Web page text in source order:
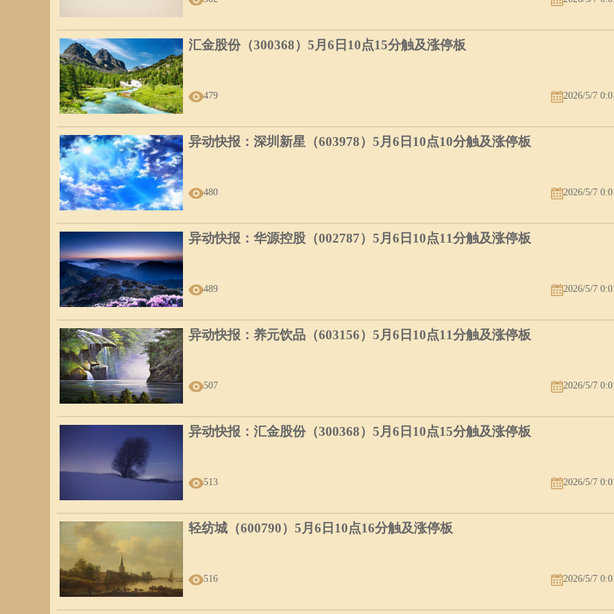
汇金股份（300368）5月6日10点15分触及涨停板
479 2026/5/7
异动快报：深圳新星（603978）5月6日10点10分触及涨停板
480 2026/5/7
异动快报：华源控股（002787）5月6日10点11分触及涨停板
489 2026/5/7
异动快报：养元饮品（603156）5月6日10点11分触及涨停板
507 2026/5/7
异动快报：汇金股份（300368）5月6日10点15分触及涨停板
513 2026/5/7
轻纺城（600790）5月6日10点16分触及涨停板
516 2026/5/7